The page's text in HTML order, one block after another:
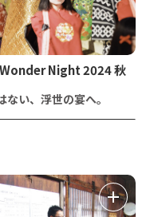
Night 2024 秋
ない、浮世の宴へ。